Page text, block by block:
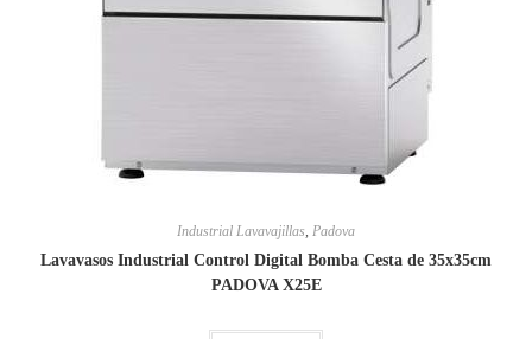
Industrial Lavavajillas Padova
Lavavasos Industrial Control Digital Bomba Cesta de 35x35cm
PADOVA X25E